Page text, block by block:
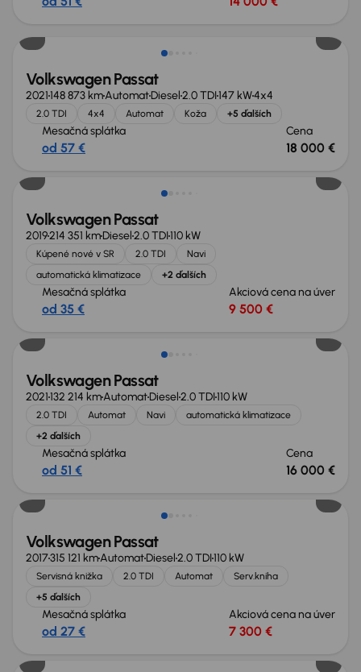
Volkswagen Passat
2021148 873 kmAutomatDiesel2.0 TDI147 kW4x4
2.0 TDI 4x4 Automat Koža +5 ďalších
Mesačná splátka
od 57 €
Cena
18 000 €
Volkswagen Passat
2019214 351 kmDiesel2.0 TDI110 kW
Kúpené nové v SR 2.0 TDI
Navi
automatická klimatizace
+2 ďalších
Mesačná splátka
od 35 €
Akciová cena na úver
9 500 €
Zlacnené o 1 500 €
Volkswagen Passat
2021132 214 kmAutomatDiesel2.0 TDI110 kW
2.0 TDI Automat Navi
automatická klimatizace
+2 ďalších
Mesačná splátka
od 51 €
Cena
16 000 €
Volkswagen Passat
2017315 121 kmAutomatDiesel2.0 TDI110 kW
Servisná knižka 2.0 TDI Automat
Serv.kniha
+5 ďalších
Mesačná splátka
od 27 €
Akciová cena na úver
7 300 €